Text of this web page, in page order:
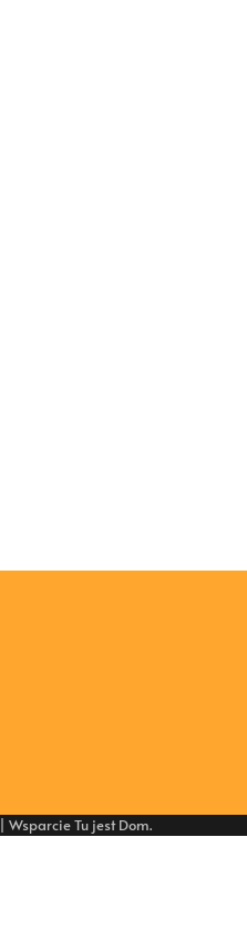
| WsparcieTu jest Dom.